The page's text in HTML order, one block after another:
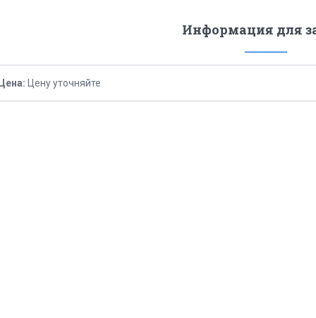
Информация для
Цену уточняйте